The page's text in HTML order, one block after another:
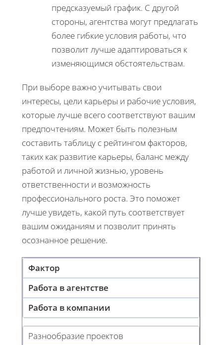
предсказуемый график. С другой
стороны, агентства могут предлагать
более гибкие условия работы, что
позволит лучше адаптироваться к
изменяющимся обстоятельствам.
При выборе важно учитывать свои
интересы, цели карьеры и рабочие условия,
которые лучше всего соответствуют вашим
предпочтениям. Может быть полезным
составить таблицу с рейтингом факторов,
таких как развитие карьеры, баланс между
работой и личной жизнью, уровень
ответственности и возможность
профессионального роста. Это поможет
лучше увидеть, какой путь соответствует
вашим ожиданиям и позволит принять
осознанное решение.
Фактор
Работа в агентстве
Работа в компании
Разнообразие проектов